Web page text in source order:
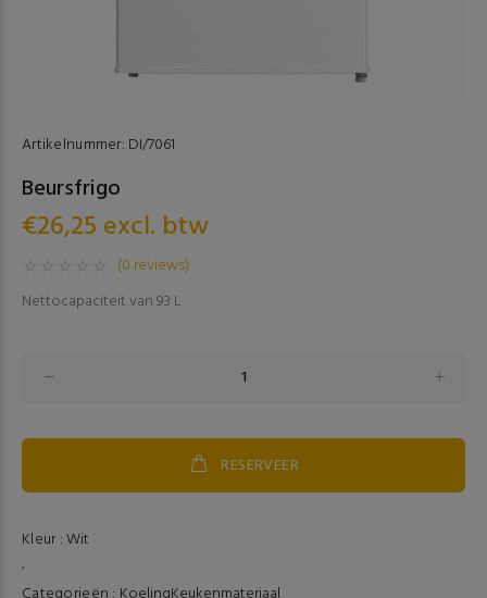
Artikelnummer: DI/7061
Beursfrigo
€26,25 excl. btw
(0 reviews)
Nettocapaciteit van 93 L
RESERVEER
Kleur :Wit
,